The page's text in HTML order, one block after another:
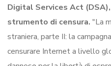
Digital Services Act
strumento di censura. "La
straniera, parte II: la
censurare Internet a livello